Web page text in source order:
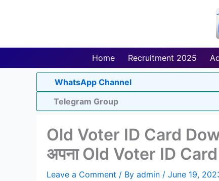
Home Recruitment 2025
WhatsApp Channel
Telegram Group
Old Voter ID Card
अपना Old Voter ID
Leave a Comment / By admin / June 19,